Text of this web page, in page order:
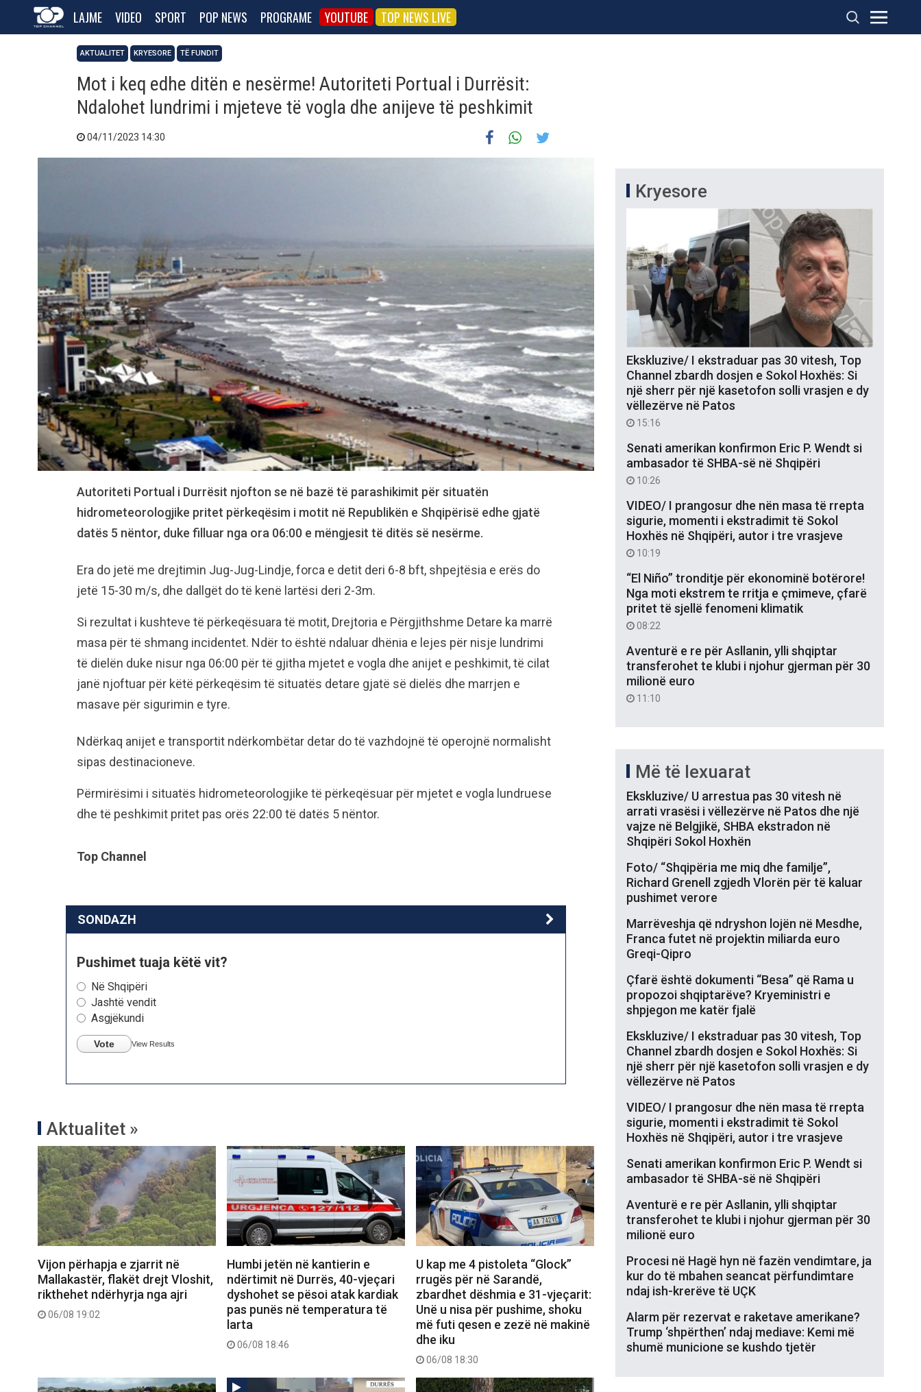
LAJME VIDEO SPORT POP NEWS PROGRAME YOUTUBE TOP NEWS LIVE
AKTUALITET KRYESORE TË FUNDIT
Mot i keq edhe ditën e nesërme! Autoriteti Portual i Durrësit:
Ndalohet lundrimi i mjeteve të vogla dhe anijeve të peshkimit
04/11/2023 14:30
Autoriteti Portual i Durrësit njofton se në bazë të parashikimit për situatën
hidrometeorologjike pritet përkeqësim i motit në Republikën e Shqipërisë edhe gjatë
datës 5 nëntor, duke filluar nga ora 06:00 e mëngjesit të ditës së nesërme.
Era do jetë me drejtimin Jug-Jug-Lindje, forca e detit deri 6-8 bft, shpejtësia e erës do
jetë 15-30 m/s, dhe dallgët do të kenë lartësi deri 2-3m.
Si rezultat i kushteve të përkeqësuara të motit, Drejtoria e Përgjithshme Detare ka marrë
masa për të shmang incidentet. Ndër to është ndaluar dhënia e lejes për nisje lundrimi
të dielën duke nisur nga 06:00 për të gjitha mjetet e vogla dhe anijet e peshkimit, të cilat
janë njoftuar për këtë përkeqësim të situatës detare gjatë së dielës dhe marrjen e
masave për sigurimin e tyre.
Ndërkaq anijet e transportit ndërkombëtar detar do të vazhdojnë të operojnë normalisht
sipas destinacioneve.
Përmirësimi i situatës hidrometeorologjike të përkeqësuar për mjetet e vogla lundruese
dhe të peshkimit pritet pas orës 22:00 të datës 5 nëntor.
Top Channel
SONDAZH
Pushimet tuaja këtë vit?
Në Shqipëri
Jashtë vendit
Asgjëkundi
Vote View Results
Aktualitet »
Vijon përhapja e zjarrit në
Mallakastër, flakët drejt Vloshit,
rikthehet ndërhyrja nga ajri
06/08 19:02
Humbi jetën në kantierin e
ndërtimit në Durrës, 40-vjeçari
dyshohet se pësoi atak kardiak
pas punës në temperatura të
larta
06/08 18:46
U kap me 4 pistoleta “Glock”
rrugës për në Sarandë,
zbardhet dëshmia e 31-vjeçarit:
Unë u nisa për pushime, shoku
më futi qesen e zezë në makinë
dhe iku
06/08 18:30
Kryesore
Ekskluzive/ I ekstraduar pas 30 vitesh, Top
Channel zbardh dosjen e Sokol Hoxhës: Si
një sherr për një kasetofon solli vrasjen e dy
vëllezërve në Patos
15:16
Senati amerikan konfirmon Eric P. Wendt si
ambasador të SHBA-së në Shqipëri
10:26
VIDEO/ I prangosur dhe nën masa të rrepta
sigurie, momenti i ekstradimit të Sokol
Hoxhës në Shqipëri, autor i tre vrasjeve
10:19
“El Niño” tronditje për ekonominë botërore!
Nga moti ekstrem te rritja e çmimeve, çfarë
pritet të sjellë fenomeni klimatik
08:22
Aventurë e re për Asllanin, ylli shqiptar
transferohet te klubi i njohur gjerman për 30
milionë euro
11:10
Më të lexuarat
Ekskluzive/ U arrestua pas 30 vitesh në
arrati vrasësi i vëllezërve në Patos dhe një
vajze në Belgjikë, SHBA ekstradon në
Shqipëri Sokol Hoxhën
Foto/ “Shqipëria me miq dhe familje”,
Richard Grenell zgjedh Vlorën për të kaluar
pushimet verore
Marrëveshja që ndryshon lojën në Mesdhe,
Franca futet në projektin miliarda euro
Greqi-Qipro
Çfarë është dokumenti “Besa” që Rama u
propozoi shqiptarëve? Kryeministri e
shpjegon me katër fjalë
Ekskluzive/ I ekstraduar pas 30 vitesh, Top
Channel zbardh dosjen e Sokol Hoxhës: Si
një sherr për një kasetofon solli vrasjen e dy
vëllezërve në Patos
VIDEO/ I prangosur dhe nën masa të rrepta
sigurie, momenti i ekstradimit të Sokol
Hoxhës në Shqipëri, autor i tre vrasjeve
Senati amerikan konfirmon Eric P. Wendt si
ambasador të SHBA-së në Shqipëri
Aventurë e re për Asllanin, ylli shqiptar
transferohet te klubi i njohur gjerman për 30
milionë euro
Procesi në Hagë hyn në fazën vendimtare, ja
kur do të mbahen seancat përfundimtare
ndaj ish-krerëve të UÇK
Alarm për rezervat e raketave amerikane?
Trump ‘shpërthen’ ndaj mediave: Kemi më
shumë municione se kushdo tjetër